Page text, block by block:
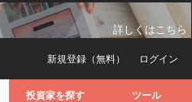
詳しくはこちら
ログイン
新規登録（無料）
投資家を探す ツール